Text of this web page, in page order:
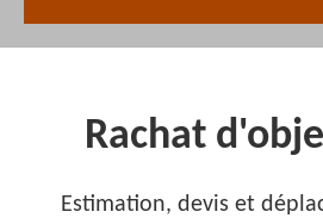
Rachat
Estimation, devis et